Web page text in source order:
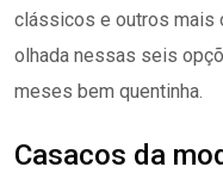
clássicos e outros mais
olhada nessas seis
meses bem quentinha.
Casacos da